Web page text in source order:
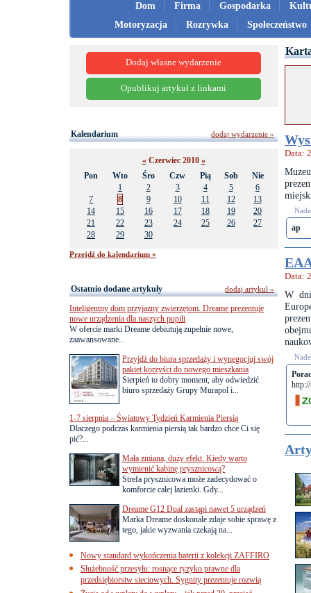
Dom Firma Gospodarka
Motoryzacja
Rozrywka Społeczeństwo
Data:
ap
Data:
W
Dodaj własne wydarzenie
Opublikuj artykuł z linkami
Kalendarium
«Czerwiec 2010 »
Pon
Wto Śro Czw Pią Sob
Nie
1
2 3 4 5
6
7
8 9 10 11 12
13
14
15 16 17 18 19
20
21
22 23 24 25 26
27
28
29 30
Przejdź do kalendarium »
dodaj wydarzenie »
Ostatnio dodane artykuły
Inteligentny dom przyjazny zwierzętom. Dreame prezentuje
nowe urządzenia dla naszych pupili
W ofercie marki Dreame debiutują zupełnie nowe,
zaawansowane...
Przyjdź do biura sprzedaży i wynegocjuj swój
pakiet korzyści do nowego mieszkania
Sierpień to dobry moment, aby odwiedzić
biuro sprzedaży Grupy Murapol i...
1-7 sierpnia – Światowy Tydzień Karmienia Piersią
Dlaczego podczas karmienia piersią tak bardzo chce Ci się
pić?...
Mała zmiana, duży efekt. Kiedy warto
wymienić kabinę prysznicową?
Strefa prysznicowa może zadecydować o
komforcie całej łazienki. Gdy...
Dreame G12 Dual zastąpi nawet 5 urządzeń
Marka Dreame doskonale zdaje sobie sprawę z
tego, jakie wyzwania czekają na...
Nowy standard wykończenia baterii z kolekcji ZAFFIRO
Służebność przesyłu: rosnące ryzyko prawne dla
przedsiębiorstw sieciowych. Sygnity prezentuje rozwią
dodaj artykuł »